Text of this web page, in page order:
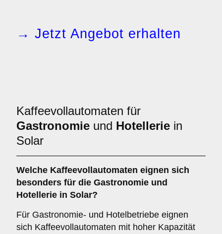
→ Jetzt Angebot erhalten
Kaffeevollautomaten für
Gastronomie und Hotellerie in
Solar
Welche Kaffeevollautomaten eignen sich
besonders für die Gastronomie und
Hotellerie in Solar?
Für Gastronomie- und Hotelbetriebe eignen
sich Kaffeevollautomaten mit hoher Kapazität